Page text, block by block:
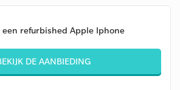
refurbished Apple Iphone
DE AANBIEDING